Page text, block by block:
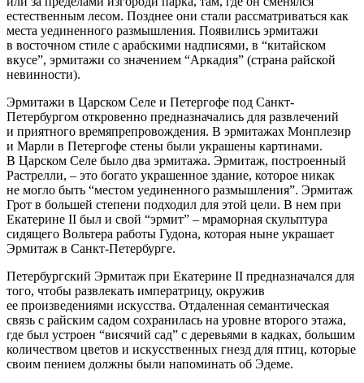
естественным лесом. Позднее они стали рассматриваться как
места уединенного размышления. Появились эрмитажи
в восточном стиле с арабскими надписями, в “китайском
вкусе”, эрмитажи со значением “Аркадия” (страна райской
невинности).
Эрмитажи в Царском Селе и Петергофе под Санкт-
Петербургом откровенно предназначались для развлечений
и приятного времяпрепровождения. В эрмитажах Монплезир
и Марли в Петергофе стены были украшены картинами.
В Царском Селе было два эрмитажа. Эрмитаж, построенный
Растрелли, – это богато украшенное здание, которое никак
не могло быть “местом уединенного размышления”. Эрмитаж
Грот в большей степени подходил для этой цели. В нем при
Екатерине II был и свой “эрмит” – мраморная скульптура
сидящего Вольтера работы Гудона, которая ныне украшает
Эрмитаж в Санкт-Петербурге.
Петербургский Эрмитаж при Екатерине II предназначался для
того, чтобы развлекать императрицу, окружив
ее произведениями искусства. Отдаленная семантическая
связь с райским садом сохранилась на уровне второго этажа,
где был устроен “висячий сад” с деревьями в кадках, большим
количеством цветов и искусственных гнезд для птиц, которые
своим пением должны были напоминать об Эдеме.